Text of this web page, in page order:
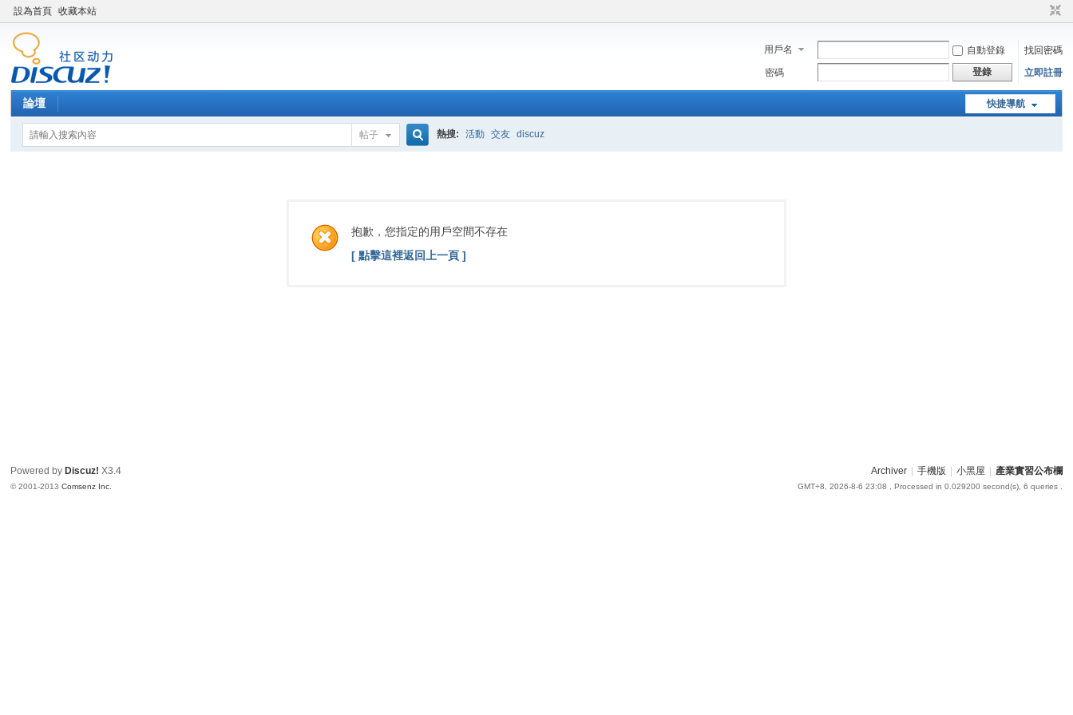
設為首頁 收藏本站
用戶名 自動登錄
找回密碼
密碼
登錄 立即註冊
快捷導航
論壇
帖子
索
熱搜: 活動 交友 discuz
抱歉，您指定的用戶空間不存在
[ 點擊這裡返回上一頁 ]
Archiver 手機版 小黑屋 產業實習公布欄
GMT+8, 2026-8-6 23:08 , Processed in 0.029200 second(s), 6 queries .
Powered by Discuz! X3.4
© 2001-2013Comsenz Inc.